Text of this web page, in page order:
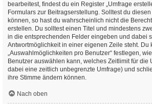
bearbeitest, findest du ein Register „Umfrage
Formulars zur Beitragserstellung. Solltest du
können, so hast du wahrscheinlich nicht die
erstellen. Du solltest einen Titel und mindestens
in die entsprechenden Felder eingeben und dabei
Antwortmöglichkeit in einer eigenen Zeile steht. Du
„Auswahlmöglichkeiten pro Benutzer“ festlegen,
Benutzer auswählen kann, welches Zeitlimit für die
dabei eine zeitlich unbegrenzte Umfrage) und
ihre Stimme ändern können.
Nach oben